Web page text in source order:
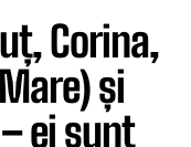
Corina,
și
ei sunt